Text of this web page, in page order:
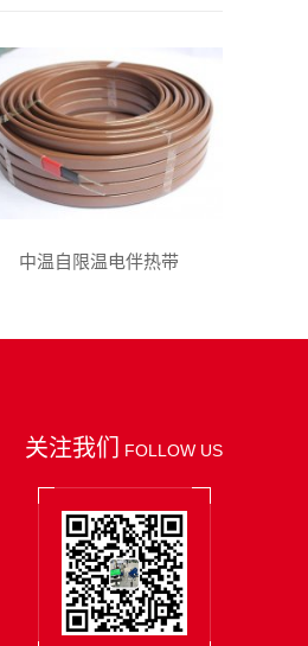
中温自限温电伴热带
关注我们 FOLLOW US